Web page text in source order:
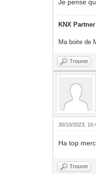
Je pense
KNX
Ma boite de
Trouver
30/10/2023,
Ha top
Trouver